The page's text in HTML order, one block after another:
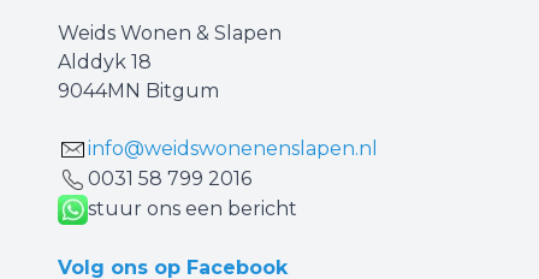
Weids Wonen & Slapen
Alddyk 18
9044MN Bitgum
info@weidswonenenslapen.nl
0031 ‪58 799 2016‬
stuur ons een bericht
Volg ons op Facebook